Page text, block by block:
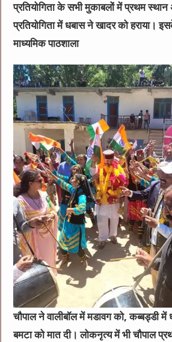
प्रतियोगिता के सभी मुकाबलों में प्रथम स्थान
प्रतियोगिता में धबास ने खादर को हराया।
माध्यमिक पाठशाला
चौपाल ने वालीबॉल में मडावग को, कब्बड्डी
बमटा को मात दी। लोकनृत्य में भी चौपाल